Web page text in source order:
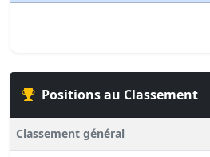
Positions au Classement
Classement général